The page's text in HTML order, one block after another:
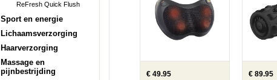
ReFresh Quick Flush
Sport en energie
Lichaamsverzorging
Haarverzorging
Massage en
pijnbestrijding
€ 49.95 € 89.95